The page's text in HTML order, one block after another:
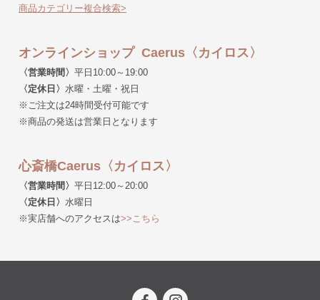
商品カテゴリー複合検索>
オンラインショップ Caerus〈カイロス〉
〈営業時間〉 平日10:00～19:00
〈定休日〉 水曜・土曜・祝日
※ご注文は24時間受付可能です
※商品の発送は営業日となります
心斎橋Caerus〈カイロス〉
〈営業時間〉 平日12:00～20:00
〈定休日〉 水曜日
※実店舗へのアクセスは>>こちら